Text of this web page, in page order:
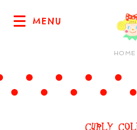
MENU
HOME